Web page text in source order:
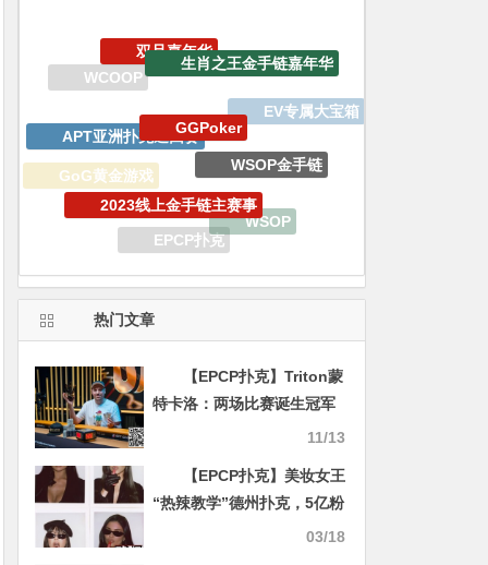
德州扑克
WSOP线上金手链
GoG黄金游戏
APT亚洲扑克巡回赛
GGPoker
WSOP
EPCP扑克
2023线上金手链主赛事
热门文章
【EPCP扑克】Triton蒙
特卡洛：两场比赛诞生冠军
Andy Ni获赛事#6第9名11/13
【EPCP扑克】美妆女王
“热辣教学”德州扑克，5亿粉
03/18